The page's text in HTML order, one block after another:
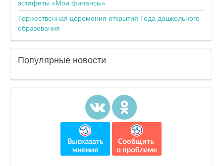
эстафеты «Мои финансы»
Торжественная церемония открытия Года дошкольного
образования
Популярные новости